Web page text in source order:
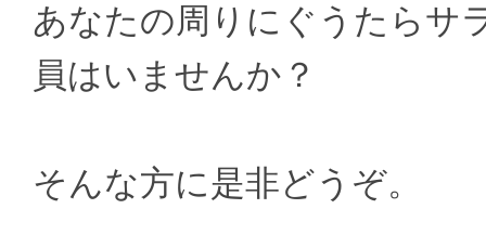
あなたの周りにぐうたらサ
員はいませんか？
そんな方に是非どうぞ。